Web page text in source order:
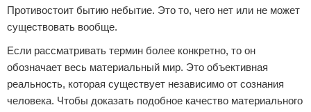
Противостоит бытию небытие. Это то, чего нет или не может
существовать вообще.
Если рассматривать термин более конкретно, то он
обозначает весь материальный мир. Это объективная
реальность, которая существует независимо от сознания
человека. Чтобы доказать подобное качество материального